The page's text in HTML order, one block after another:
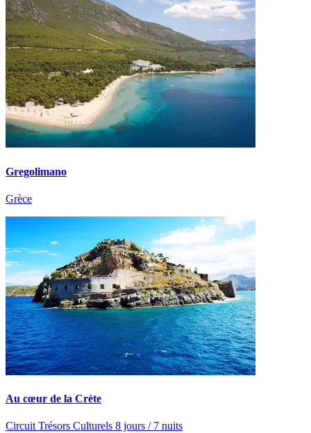
Gregolimano
Grèce
Au cœur de la Crète
Circuit Trésors Culturels 8 jours / 7 nuits